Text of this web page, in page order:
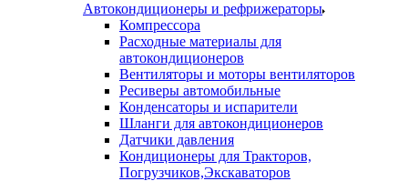
Автокондиционеры и рефрижераторы
Компрессора
Расходные материалы для
автокондиционеров
Вентиляторы и моторы вентиляторов
Ресиверы автомобильные
Конденсаторы и испарители
Шланги для автокондиционеров
Датчики давления
Кондиционеры для Тракторов,
Погрузчиков,Экскаваторов